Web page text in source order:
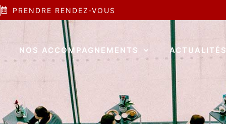
PRENDRE RENDEZ-VOUS
NOS ACCOMPAGNEMENTS ACTUALITÉS